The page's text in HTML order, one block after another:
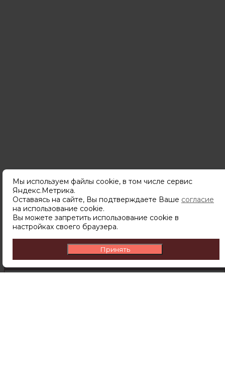
Подпишитесь
чтобы узнавать о новинках,
скидках и акциях первым.
Мы используем файлы cookie, в том числе сервис
Яндекс.Метрика.
Оставаясь на сайте, Вы подтверждаете Ваше согласие
на использование cookie.
Вы можете запретить использование cookie в
настройках своего браузера.
Принять